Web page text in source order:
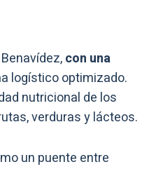
con una
logístico optimizado.
nutricional de los
verduras y lácteos.
un puente entre